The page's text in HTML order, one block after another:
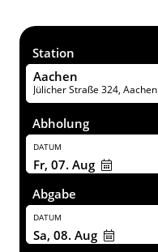
Station
Aachen
Jülicher Straße 324, Aachen
Abholung
DATUM
Fr, 07. Aug
Abgabe
DATUM
Sa, 08. Aug